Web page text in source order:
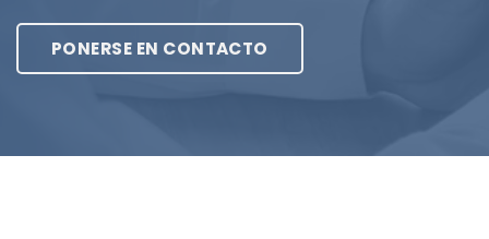
PONERSE EN CONTACTO